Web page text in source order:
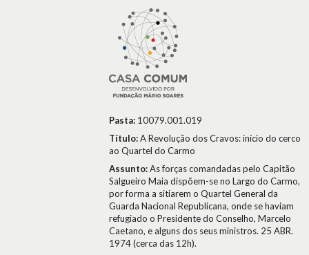
Pasta: 10079.001.019
Título:A Revolução dos Cravos: início do cerco
ao Quartel do Carmo
Assunto:As forças comandadas pelo Capitão
Salgueiro Maia dispõem-se no Largo do Carmo,
por forma a sitiarem o Quartel General da
Guarda Nacional Republicana, onde se haviam
refugiado o Presidente do Conselho, Marcelo
Caetano, e alguns dos seus ministros. 25 ABR.
1974 (cerca das 12h).